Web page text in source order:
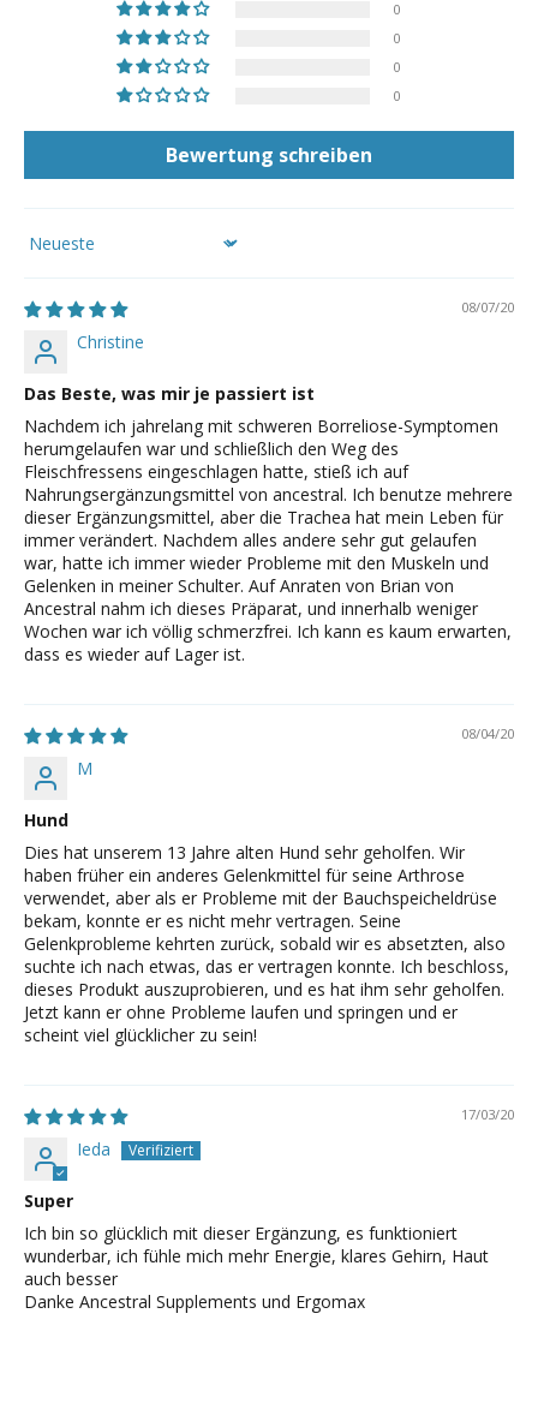
0
0
0
0
Bewertung schreiben
Sort by
08/07/20
Christine
Das Beste, was mir je passiert ist
Nachdem ich jahrelang mit schweren Borreliose-Symptomen
herumgelaufen war und schließlich den Weg des
Fleischfressens eingeschlagen hatte, stieß ich auf
Nahrungsergänzungsmittel von ancestral. Ich benutze mehrere
dieser Ergänzungsmittel, aber die Trachea hat mein Leben für
immer verändert. Nachdem alles andere sehr gut gelaufen
war, hatte ich immer wieder Probleme mit den Muskeln und
Gelenken in meiner Schulter. Auf Anraten von Brian von
Ancestral nahm ich dieses Präparat, und innerhalb weniger
Wochen war ich völlig schmerzfrei. Ich kann es kaum erwarten,
dass es wieder auf Lager ist.
08/04/20
M
Hund
Dies hat unserem 13 Jahre alten Hund sehr geholfen. Wir
haben früher ein anderes Gelenkmittel für seine Arthrose
verwendet, aber als er Probleme mit der Bauchspeicheldrüse
bekam, konnte er es nicht mehr vertragen. Seine
Gelenkprobleme kehrten zurück, sobald wir es absetzten, also
suchte ich nach etwas, das er vertragen konnte. Ich beschloss,
dieses Produkt auszuprobieren, und es hat ihm sehr geholfen.
Jetzt kann er ohne Probleme laufen und springen und er
scheint viel glücklicher zu sein!
17/03/20
Ieda
Super
Ich bin so glücklich mit dieser Ergänzung, es funktioniert
wunderbar, ich fühle mich mehr Energie, klares Gehirn, Haut
auch besser
Danke Ancestral Supplements und Ergomax